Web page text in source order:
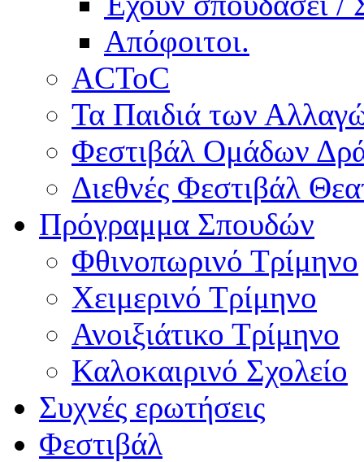
Απόφοιτοι.
ACToC
Τα Παιδιά των
Φεστιβάλ Ομάδων
Διεθνές Φεστιβάλ
Πρόγραμμα Σπουδών
Φθινοπωρινό Τρίμηνο
Χειμερινό Τρίμηνο
Ανοιξιάτικο Τρίμηνο
Καλοκαιρινό Σχολείο
Συχνές ερωτήσεις
Φεστιβάλ